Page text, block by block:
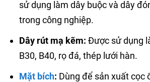
sử dụng làm dây buộc và dây
trong công nghiệp.
Dây rút mạ kẽm: Được sử dụng
B30, B40, rọ đá, thép lưới hàn.
Mặt bích: Dùng để sản xuất cọc